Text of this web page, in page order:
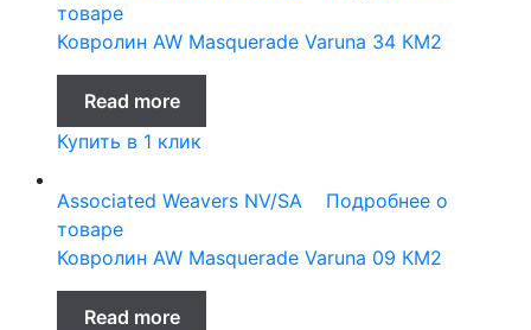
товаре
Ковролин AW Masquerade Varuna 34 КМ2
Read more
Купить в 1 клик
Associated Weavers NV/SA
Подробнее о
товаре
Ковролин AW Masquerade Varuna 09 КМ2
Read more